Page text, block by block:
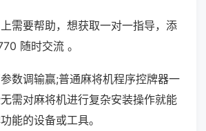
需要帮助，想获取一对一指导，添
随时交流 。
数调输赢;普通麻将机程序控牌器一
需对麻将机进行复杂安装操作就能
能的设备或工具。